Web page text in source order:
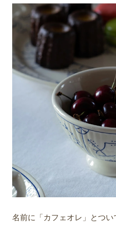
名前に「カフェオレ」とつ